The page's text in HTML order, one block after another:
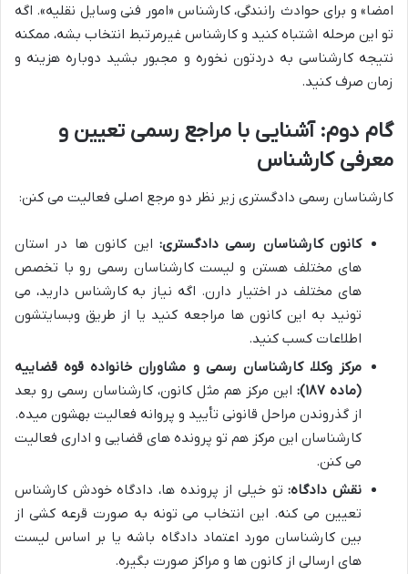
امضا» و برای حوادث رانندگی، کارشناس «امور فنی وسایل نقلیه». اگه
تو این مرحله اشتباه کنید و کارشناس غیرمرتبط انتخاب بشه، ممکنه
نتیجه کارشناسی به دردتون نخوره و مجبور بشید دوباره هزینه و
زمان صرف کنید.
گام دوم: آشنایی با مراجع رسمی تعیین و
معرفی کارشناس
کارشناسان رسمی دادگستری زیر نظر دو مرجع اصلی فعالیت می کنن:
کانون کارشناسان رسمی دادگستری: این کانون ها در استان
های مختلف هستن و لیست کارشناسان رسمی رو با تخصص
های مختلف در اختیار دارن. اگه نیاز به کارشناس دارید، می
تونید به این کانون ها مراجعه کنید یا از طریق وبسایتشون
اطلاعات کسب کنید.
مرکز وکلا، کارشناسان رسمی و مشاوران خانواده قوه قضاییه
(ماده ۱۸۷):
این مرکز هم مثل کانون، کارشناسان رسمی رو بعد
از گذروندن مراحل قانونی تأیید و پروانه فعالیت بهشون میده.
کارشناسان این مرکز هم تو پرونده های قضایی و اداری فعالیت
می کنن.
نقش دادگاه:تو خیلی از پرونده ها، دادگاه خودش کارشناس
تعیین می کنه. این انتخاب می تونه به صورت قرعه کشی از
بین کارشناسان مورد اعتماد دادگاه باشه یا بر اساس لیست
های ارسالی از کانون ها و مراکز صورت بگیره.